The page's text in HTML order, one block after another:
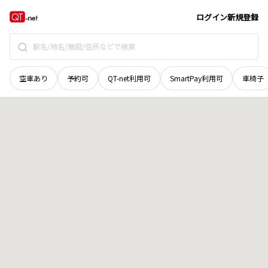
ログイン新規登録
空車あり 予約可 QT-net利用可 SmartPay利用可 車椅子
青森県